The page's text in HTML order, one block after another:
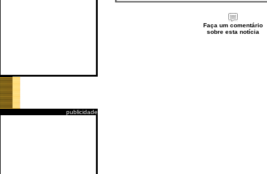
publicidade
Faça um comentário
sobre esta notícia